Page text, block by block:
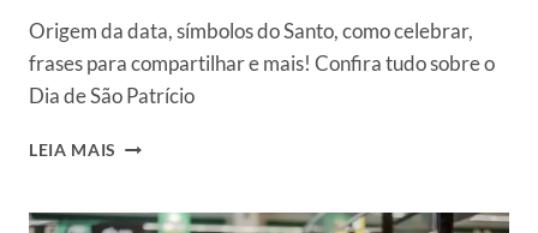
Origem da data, símbolos do Santo, como celebrar,
frases para compartilhar e mais! Confira tudo sobre o
Dia de São Patrício
LEIA MAIS DIA
PATRÍCIO: